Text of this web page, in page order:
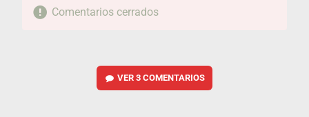
Comentarios cerrados
VER3 COMENTARIOS